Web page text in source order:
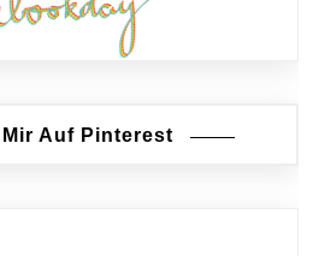
Mir Auf Pinterest